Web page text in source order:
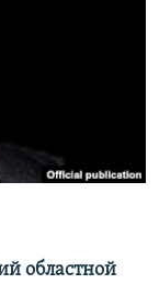
областной